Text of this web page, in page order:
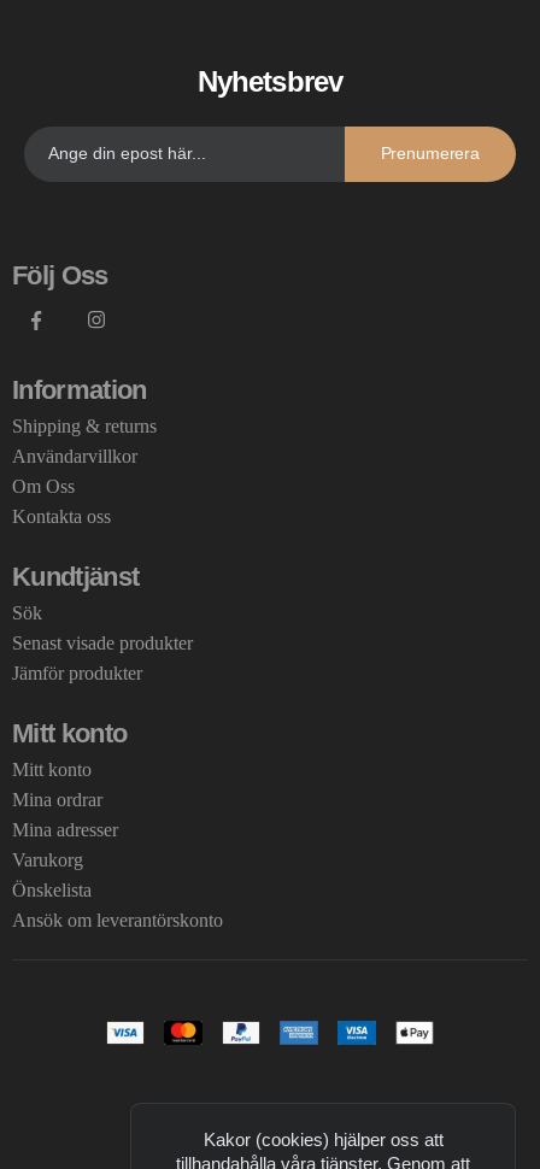
Nyhetsbrev
Prenumerera
Följ Oss
Information
Shipping & returns
Användarvillkor
Om Oss
Kontakta oss
Kundtjänst
Sök
Senast visade produkter
Jämför produkter
Mitt konto
Mitt konto
Mina ordrar
Mina adresser
Varukorg
Önskelista
Ansök om leverantörskonto
Kakor (cookies) hjälper oss att
tillhandahålla våra tjänster. Genom att